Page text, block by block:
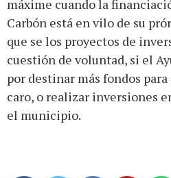
máxime cuando la
Carbón está en vilo de su
que se los proyectos de
cuestión de voluntad, si el
por destinar más fondos
caro, o realizar inversiones
el municipio.